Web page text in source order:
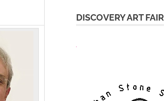
DISCOVERY ART FAIR